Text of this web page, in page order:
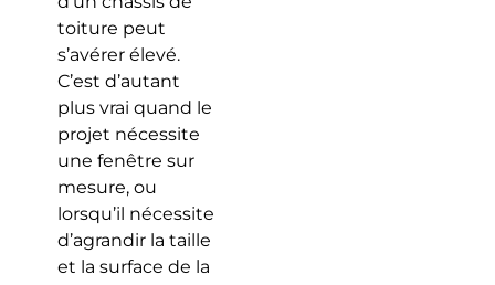
toiture peut
s’avérer élevé.
C’est d’autant
plus vrai quand le
projet nécessite
une fenêtre sur
mesure, ou
lorsqu’il nécessite
d’agrandir la taille
et la surface de la